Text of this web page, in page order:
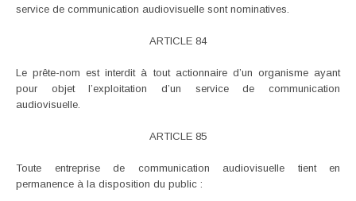
service de communication audiovisuelle sont nominatives.
ARTICLE 84
Le prête-nom est interdit à tout actionnaire d’un organisme ayant
pour objet l’exploitation d’un service de communication
audiovisuelle.
ARTICLE 85
Toute entreprise de communication audiovisuelle tient en
permanence à la disposition du public :